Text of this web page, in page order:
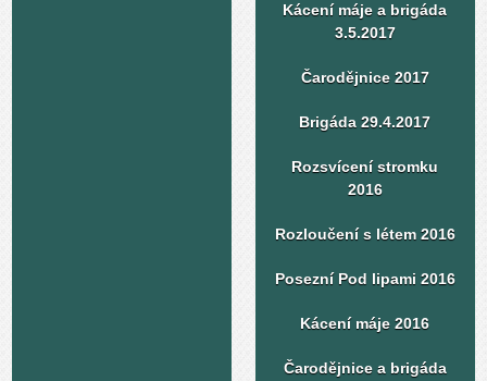
Kácení máje a brigáda
3.5.2017
Čarodějnice 2017
Brigáda 29.4.2017
Rozsvícení stromku
2016
Rozloučení s létem 2016
Posezní Pod lipami 2016
Kácení máje 2016
Čarodějnice a brigáda